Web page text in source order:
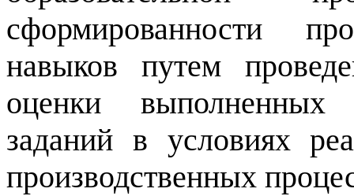
сформированности
навыков путем
оценки выполненных
заданий в условиях
производственных